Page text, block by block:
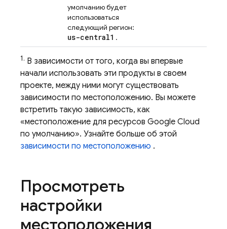
умолчанию будет
использоваться
следующий регион:
us-central1 .
1. В зависимости от того, когда вы впервые
начали использовать эти продукты в своем
проекте, между ними могут существовать
зависимости по местоположению. Вы можете
встретить такую ​​зависимость, как
«местоположение для ресурсов Google Cloud
по умолчанию». Узнайте больше об этой
зависимости по местоположению .
Просмотреть
настройки
местоположения